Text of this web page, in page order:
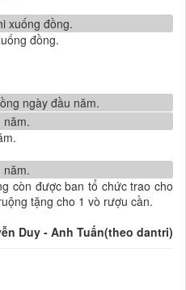
đồng.
còn được ban tổ chức trao cho
tặng cho 1 vò rượu cần.
Duy - Anh Tuấn(theo dantri)